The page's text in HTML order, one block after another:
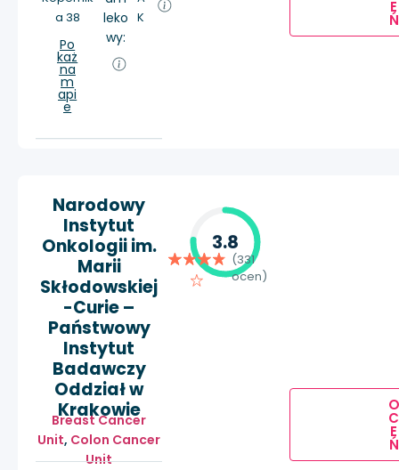
a 38
Po
każ
na
m
api
e
leko
wy:
K
E
Ń
Narodowy
Instytut
Onkologii im.
Marii
Skłodowskiej
-Curie –
Państwowy
Instytut
Badawczy
Oddział w
Krakowie
Breast Cancer
Unit, Colon Cancer
Unit
3.8
(331
ocen)
O
C
E
Ń